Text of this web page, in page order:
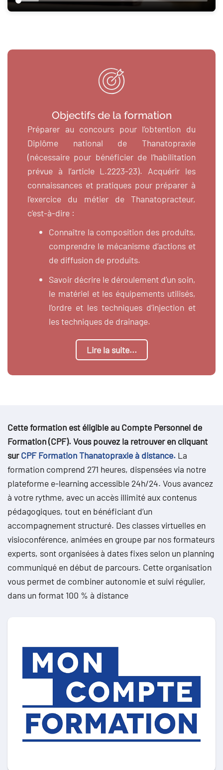
Objectifs de la formation
Préparer au concours pour l’obtention du
Diplôme national de Thanatopraxie
(nécessaire pour bénéficier de l’habilitation
prévue à l’article L.2223-23). Acquérir les
connaissances et pratiques pour préparer à
l’exercice du métier de Thanatopracteur,
c’est-à-dire :
Connaître la composition des produits,
comprendre le mécanisme d’actions et
de diffusion de produits.
Savoir décrire le déroulement d’un soin,
le matériel et les équipements utilisés,
l’ordre et les techniques d’injection et
les techniques de drainage.
Lire la suite...
Cette formation est éligible au Compte Personnel de
Formation (CPF). Vous pouvez la retrouver en cliquant
surCPF Formation Thanatopraxie à distance. La
formation comprend 271 heures, dispensées via notre
plateforme e-learning accessible 24h/24. Vous avancez
à votre rythme, avec un accès illimité aux contenus
pédagogiques, tout en bénéficiant d’un
accompagnement structuré. Des classes virtuelles en
visioconférence, animées en groupe par nos formateurs
experts, sont organisées à dates fixes selon un planning
communiqué en début de parcours. Cette organisation
vous permet de combiner autonomie et suivi régulier,
dans un format 100 % à distance